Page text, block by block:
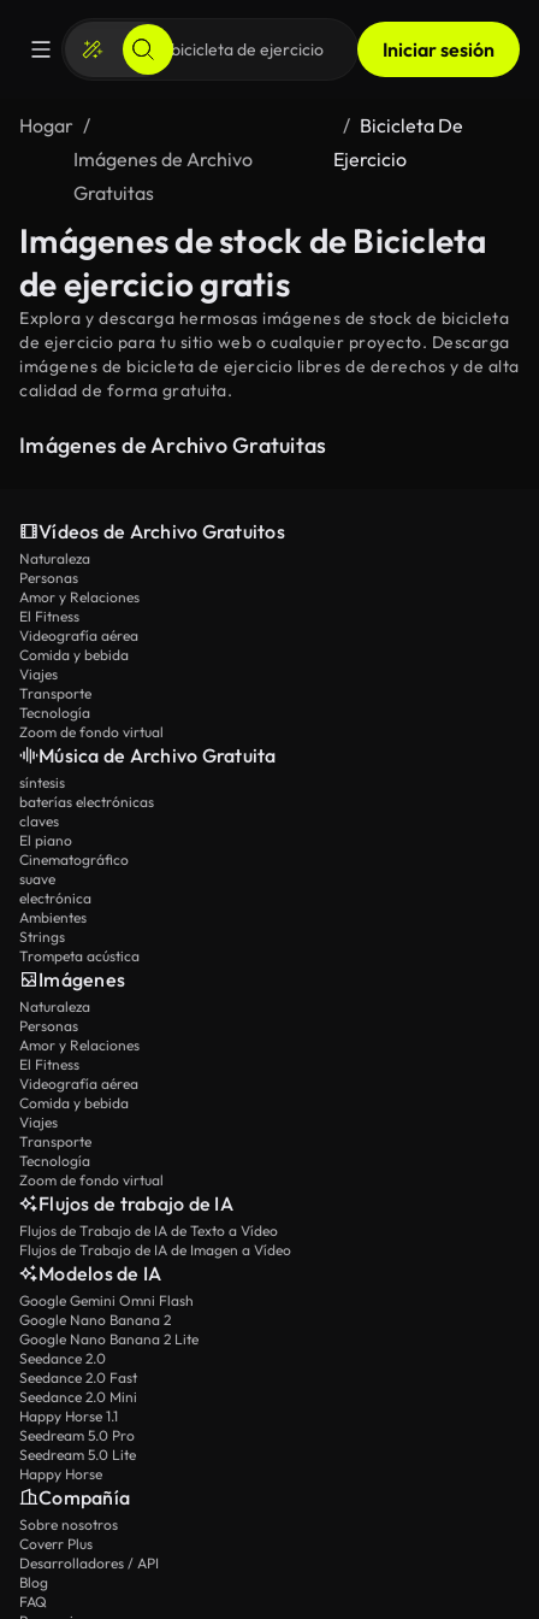
Iniciar sesión
Hogar
Imágenes de Archivo
Gratuitas
Bicicleta De
Ejercicio
Imágenes de stock de Bicicleta
de ejercicio gratis
Explora y descarga hermosas imágenes de stock de bicicleta
de ejercicio para tu sitio web o cualquier proyecto. Descarga
imágenes de bicicleta de ejercicio libres de derechos y de alta
calidad de forma gratuita.
Imágenes de Archivo Gratuitas
Vídeos de Archivo Gratuitos
Naturaleza
Personas
Amor y Relaciones
El Fitness
Videografía aérea
Comida y bebida
Viajes
Transporte
Tecnología
Zoom de fondo virtual
Música de Archivo Gratuita
síntesis
baterías electrónicas
claves
El piano
Cinematográfico
suave
electrónica
Ambientes
Strings
Trompeta acústica
Imágenes
Naturaleza
Personas
Amor y Relaciones
El Fitness
Videografía aérea
Comida y bebida
Viajes
Transporte
Tecnología
Zoom de fondo virtual
Flujos de trabajo de IA
Flujos de Trabajo de IA de Texto a Vídeo
Flujos de Trabajo de IA de Imagen a Vídeo
Modelos de IA
Google Gemini Omni Flash
Google Nano Banana 2
Google Nano Banana 2 Lite
Seedance 2.0
Seedance 2.0 Fast
Seedance 2.0 Mini
Happy Horse 1.1
Seedream 5.0 Pro
Seedream 5.0 Lite
Happy Horse
Compañía
Sobre nosotros
Coverr Plus
Desarrolladores / API
Blog
FAQ